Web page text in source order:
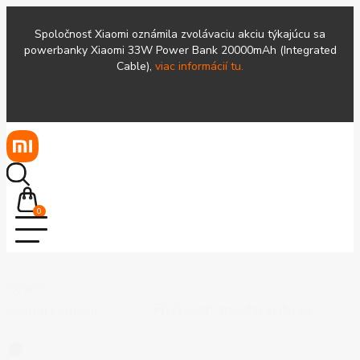
Spoločnosť Xiaomi oznámila zvolávaciu akciu týkajúcu sa
powerbanky Xiaomi 33W Power Bank 20000mAh (Integrated
Cable), viac informácií tu.
0